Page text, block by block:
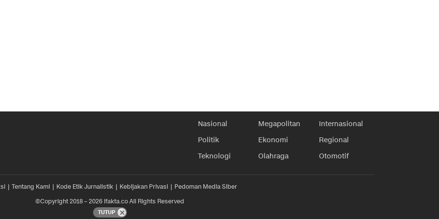
Nasional Megapolitan
Internasional
Politik
Ekonomi
Regional
Teknologi
Olahraga Otomotif
Tentang Kami Kode Etik Jurnalistik Kebijakan Privasi
Pedoman Media Siber
©Copyright 2018 – 2026 ifakta.co All Rights Reserved
TUTUP